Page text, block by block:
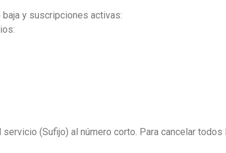
y suscripciones activas:
(Sufijo) al número corto. Para cancelar